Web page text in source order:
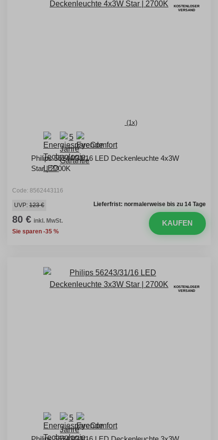
KOSTENLOSER
VERSAND
(1x)
Philips 56244/31/16 LED Deckenleuchte 4x3W
Star | 2700K
Code: 8562443116
Lieferfrist: normalerweise bis zu 14 Tage
UVP: 123 €
80 € inkl. MwSt.
Sie sparen -35 %
KAUFEN
KOSTENLOSER
VERSAND